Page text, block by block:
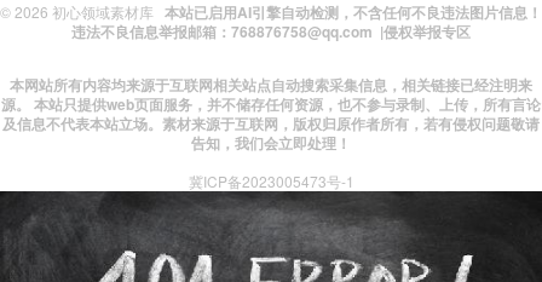
© 2026 初心领域素材库 本站已启用AI引擎自动检测，不含任何不良违法图片信息！
违法不良信息举报邮箱：768876758@qq.com |侵权举报专区
本网站所有内容均来源于互联网相关站点自动搜索采集信息，相关链接已经注明来
源。 本站只提供web页面服务，并不储存任何资源，也不参与录制、上传，所有言论
及信息不代表本站立场。素材来源于互联网，版权归原作者所有，若有侵权问题敬请
告知，我们会立即处理！
冀ICP备2023005473号-1